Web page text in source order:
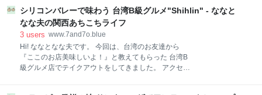
ポートランド ネバダ州 / ラスベガス ニューメキシコ州
/ ロズウェル コロラド州 / デンバー ネブラスカ
なく Sycamore Mineral Springs Resort & Spa 1択にな
ります。 ただし、ここには温泉ジャグジー付きのお部
屋はもちろん、日帰り温泉が楽しめるプライベートジ
ャグジー・レストラン・スパ・プール・レンタサイク
ル等何でも揃っている広大な敷地になります。 ホテル
基本情報 ホテルデスクの入り口 ルームツアー 敷地内
シリコンバレーで味わう 台湾B級グルメ"Shihlin" - ななと
なな夫の関西あちこちライフ
3 users www.7and7o.blue
Hi! ななとなな夫です。 今回は、台湾のお友達から
『ここのお店美味しいよ！』と教えてもらった 台湾B
級グルメ店でテイクアウトをしてきました。 アクセス